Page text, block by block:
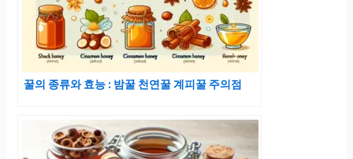
꿀의 종류와 효능 : 밤꿀 천연꿀 계피꿀 주의점